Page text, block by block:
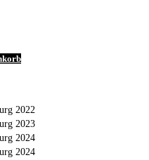
2022
2023
2024
2024